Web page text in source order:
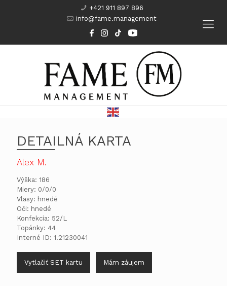
+421 911 897 896
info@fame.management
DETAILNÁ KARTA
Alex M.
Výška: 186
Miery: 0/0/0
Vlasy: hnedé
Oči: hnedé
Konfekcia: 52/L
Topánky: 44
Interné ID: 1.21230041
Vytlačiť SET kartu Mám záujem
Herci